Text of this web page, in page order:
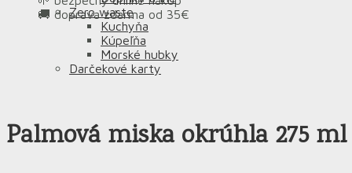
🚚 doprava zdarma od 35€
Zero waste
Kuchyňa
Kúpeľňa
Morské hubky
Darčekové karty
Palmová miska okrúhla 275 ml